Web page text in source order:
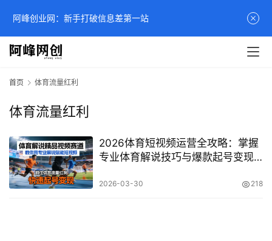
首页 体育流量红利
体育流量红利
2026体育短视频运营全攻略：掌握
专业体育解说技巧与爆款起号变现
2026-03-30 218
阿峰创业网：新手打破信息差第一站